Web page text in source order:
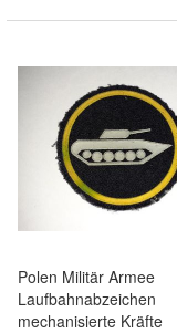
Polen Militär Armee
Laufbahnabzeichen
mechanisierte Kräfte